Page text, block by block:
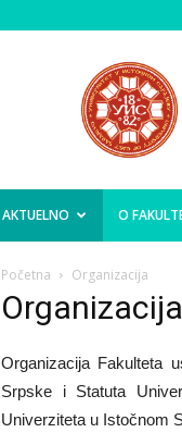
Poljoprivredni
Fakultet
Istočno
Sarajevo
AKTUELNO O
Početna Organizacija
Organizacija
Organizacija Fakulteta
Srpske i Statuta
Univerziteta u Istočnom